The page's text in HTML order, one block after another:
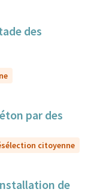
des
par des
citoyenne
de